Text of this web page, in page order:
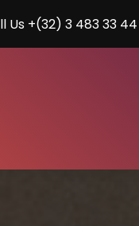
Us +(32) 3 483 33 44